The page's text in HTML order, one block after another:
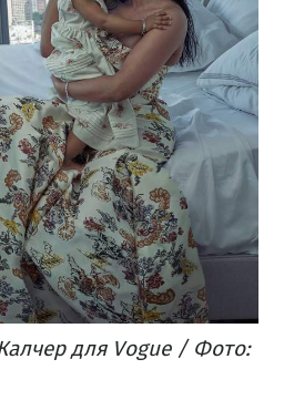
для Vogue / Фото: